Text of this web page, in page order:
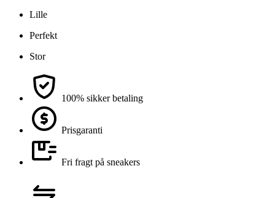
Lille
Perfekt
Stor
100% sikker betaling
Prisgaranti
Fri fragt på sneakers